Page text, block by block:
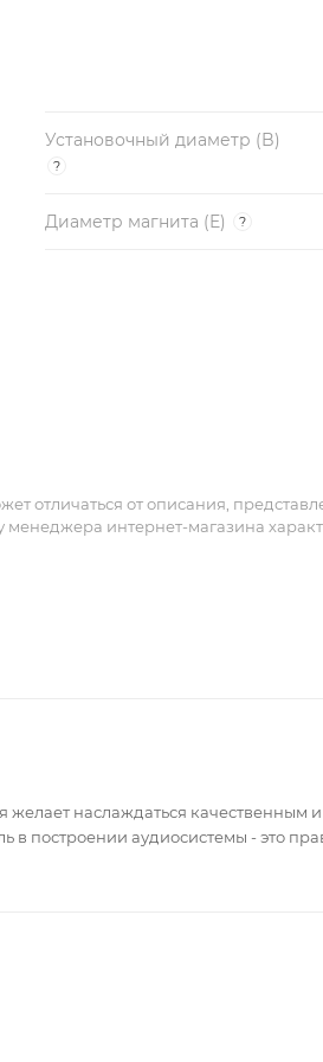
Установочный диаметр (B)
?
Диаметр магнита (E) ?
отличаться от описания,
менеджера интернет-магазина
желает наслаждаться качественным
в построении аудиосистемы - это